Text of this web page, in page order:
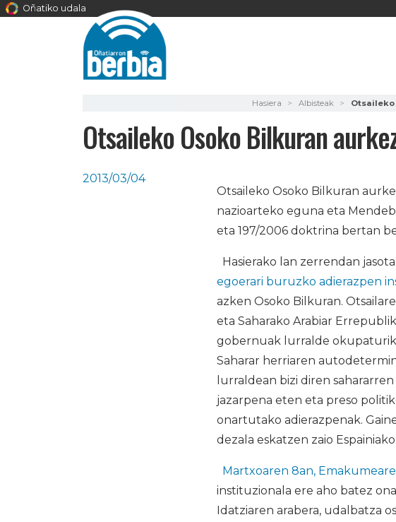
Oñatiko udala
Hasiera Albisteak
Otsaileko Osoko Bilkuran
2013/03/04
Otsaileko Osoko Bilkuran
nazioarteko eguna eta
eta 197/2006 doktrina bertan
Hasierako lan zerrendan
egoerari buruzko adierazpen
azken Osoko Bilkuran.
eta Saharako Arabiar
gobernuak lurralde
Saharar herriaren
lurraldean bizi diren
jazarpena eten eta preso
onartutako adierazpenak.
dezala eskatzen zaio
Martxoaren 8an,
instituzionala ere aho batez
Idatziaren arabera, udalbatza